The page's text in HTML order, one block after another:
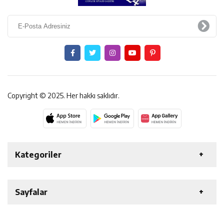
Copyright © 2025. Her hakkı saklıdır.
Kategoriler
EKONOMİ
Sayfalar